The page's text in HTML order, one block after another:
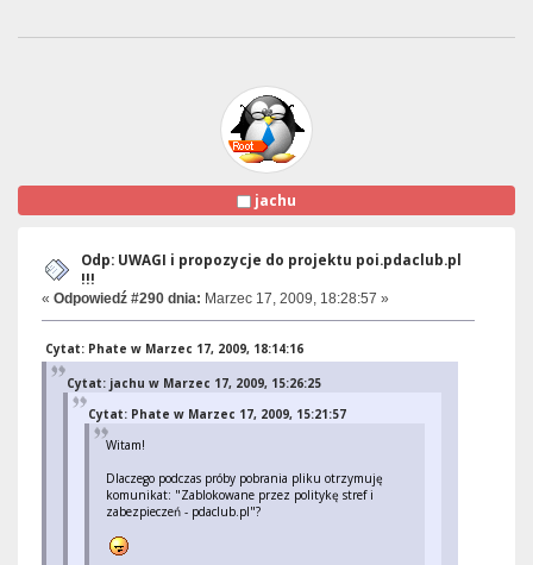
jachu
Odp: UWAGI i propozycje do projektu poi.pdaclub.pl
!!!
« Odpowiedź #290 dnia: Marzec 17, 2009, 18:28:57 »
Cytat: Phate w Marzec 17, 2009, 18:14:16
Cytat: jachu w Marzec 17, 2009, 15:26:25
Cytat: Phate w Marzec 17, 2009, 15:21:57
Witam!
Dlaczego podczas próby pobrania pliku otrzymuję
komunikat: "Zablokowane przez politykę stref i
zabezpieczeń - pdaclub.pl"?